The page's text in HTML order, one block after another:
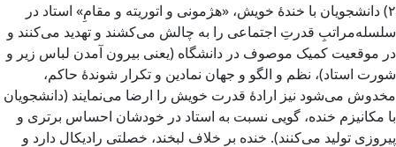
۲) دانشجویان با خندهٔ خویش، «هژمونی و اتوریته و مقامِ» استاد در
سلسله‌مراتبِ قدرتِ اجتماعی را به چالش می‌کشند و تهدید می‌کنند و
در موقعیت کمیک موصوف در دانشگاه (یعنی بیرون آمدن لباس زیر و
شورت استاد)، نظم و الگو و جهان نمادین و تکرار شوندهٔ حاکم،
مخدوش می‌شود نیز ارادهٔ قدرت خویش را ارضا می‌نمایند (دانشجویان
با مکانیزم خنده، گویی نسبت به استاد در خودشان احساس برتری و
پیروزی تولید می‌کنند). خنده بر خلاف لبخند، خصلتی رادیکال دارد و